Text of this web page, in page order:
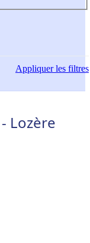
Appliquerles filtres
Lozère